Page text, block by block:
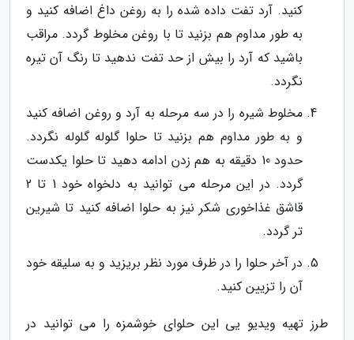
کنید. آرد تفت داده شده را به روغن داغ اضافه کنید و
به طور مداوم هم بزنید تا با روغن مخلوط گردد. مراقب
باشید که آرد را بیش از حد تفت ندهید تا رنگ آن تیره
نگردد.
مخلوط شیره را در سه مرحله به آرد و روغن اضافه کنید
و به طور مداوم هم بزنید تا حلوا گلوله گلوله نگردد.
حدود 10 دقیقه به هم زدن ادامه دهید تا حلوا یکدست
گردد. در این مرحله می توانید به دلخواه خود 1 تا 2
قاشق غذاخوری شکر نیز به حلوا اضافه کنید تا شیرین
تر گردد.
در آخر حلوا را در ظرف مورد نظر بریزید و به سلیقه خود
آن را تزیین کنید.
طرز تهیه ویدیو یی این حلوای خوشمزه را می توانید در